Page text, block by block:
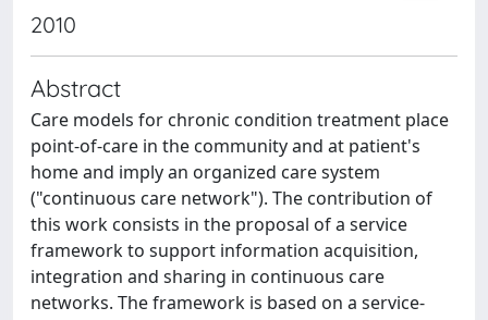
2010
Abstract
Care models for chronic condition treatment place
point-of-care in the community and at patient's
home and imply an organized care system
("continuous care network"). The contribution of
this work consists in the proposal of a service
framework to support information acquisition,
integration and sharing in continuous care
networks. The framework is based on a service-